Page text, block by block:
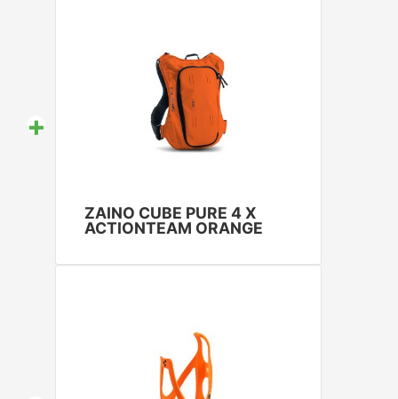
+
ZAINO CUBE PURE 4 X
ACTIONTEAM ORANGE